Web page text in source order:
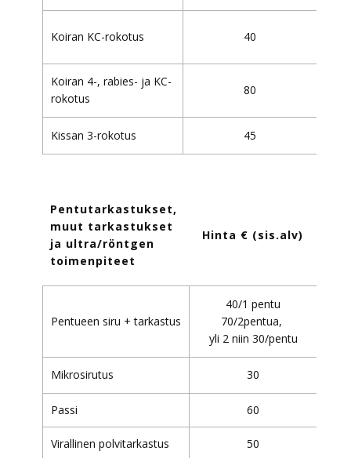
Koiran KC-rokotus 40
Koiran 4-, rabies- ja KC-
rokotus
80
Kissan 3-rokotus 45
Pentutarkastukset,
muut tarkastukset
ja ultra/röntgen
toimenpiteet
Hinta € (sis.alv)
Pentueen siru + tarkastus
40/1 pentu
70/2pentua,
yli 2 niin 30/pentu
Mikrosirutus 30
Passi 60
Virallinen polvitarkastus 50